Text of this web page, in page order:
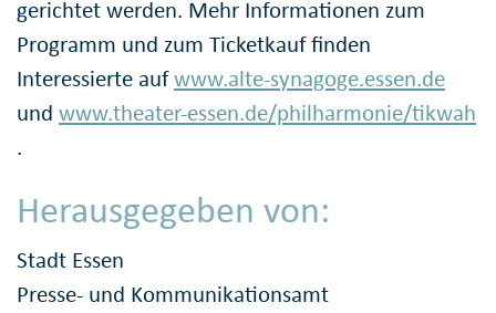
gerichtet werden. Mehr Informationen zum
Programm und zum Ticketkauf finden
Interessierte aufwww.alte-synagoge.essen.de
und www.theater-essen.de/philharmonie/tikwah
.
Herausgegeben von:
Stadt Essen
Presse- und Kommunikationsamt